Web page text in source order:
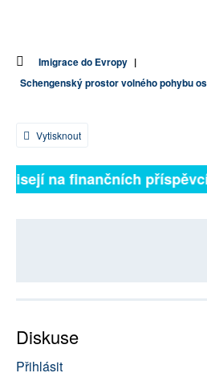
Imigrace do Evropy |
Schengenský prostor volného pohybu
Vytisknout
na finančních
Diskuse
Přihlásit